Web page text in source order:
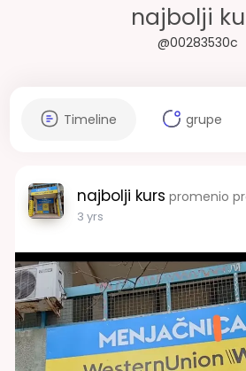
najbolji
@00283530c
Timeline grupe
najbolji kurs promenio
3 yrs